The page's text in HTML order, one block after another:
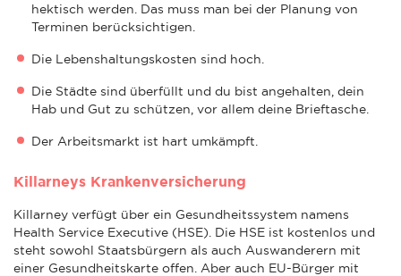
hektisch werden. Das muss man bei der Planung von
Terminen berücksichtigen.
Die Lebenshaltungskosten sind hoch.
Die Städte sind überfüllt und du bist angehalten, dein
Hab und Gut zu schützen, vor allem deine Brieftasche.
Der Arbeitsmarkt ist hart umkämpft.
Killarneys Krankenversicherung
Killarney verfügt über ein Gesundheitssystem namens
Health Service Executive (HSE). Die HSE ist kostenlos und
steht sowohl Staatsbürgern als auch Auswanderern mit
einer Gesundheitskarte offen. Aber auch EU-Bürger mit